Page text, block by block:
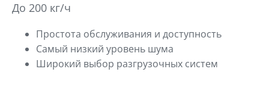
До 200 кг/ч
Простота обслуживания и доступность
Самый низкий уровень шума
Широкий выбор разгрузочных систем